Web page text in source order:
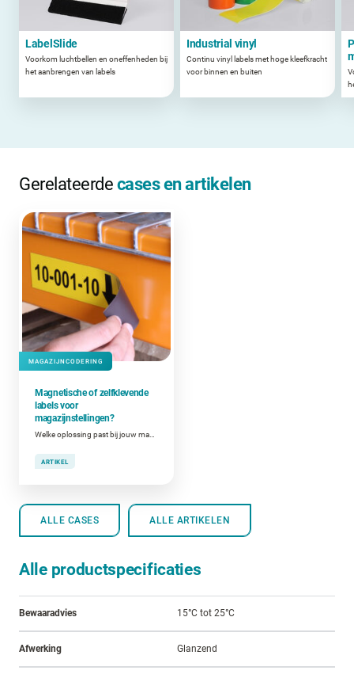
LabelSlide
Voorkom luchtbellen en oneffenheden bij
het aanbrengen van labels
Industrial vinyl
Continu vinyl labels met hoge kleefkracht
voor binnen en buiten
Gerelateerde cases en artikelen
MAGAZIJNCODERING
Magnetische of zelfklevende
labels voor
magazijnstellingen?
ARTIKEL
ALLE CASES ALLE ARTIKELEN
Alle productspecificaties
Bewaaradvies 15°C tot 25°C
Afwerking Glanzend